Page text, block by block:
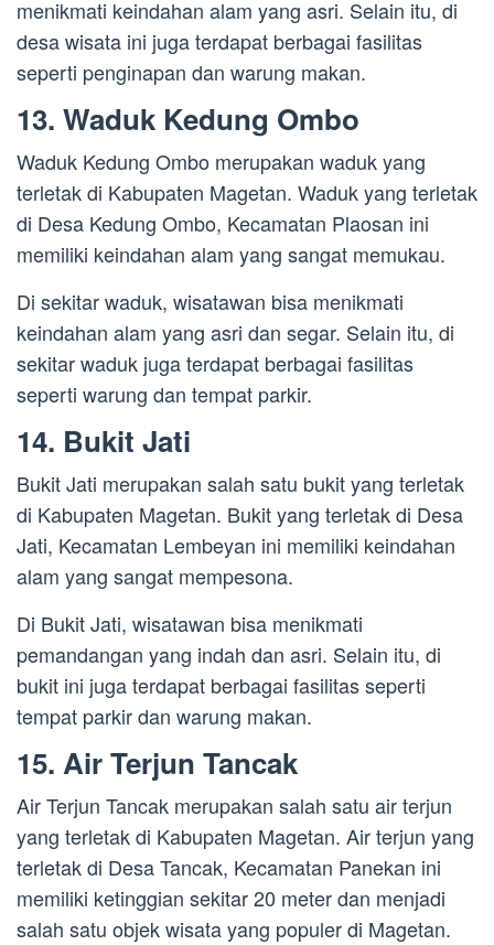
menikmati keindahan alam yang asri. Selain itu, di
desa wisata ini juga terdapat berbagai fasilitas
seperti penginapan dan warung makan.
13. Waduk Kedung Ombo
Waduk Kedung Ombo merupakan waduk yang
terletak di Kabupaten Magetan. Waduk yang terletak
di Desa Kedung Ombo, Kecamatan Plaosan ini
memiliki keindahan alam yang sangat memukau.
Di sekitar waduk, wisatawan bisa menikmati
keindahan alam yang asri dan segar. Selain itu, di
sekitar waduk juga terdapat berbagai fasilitas
seperti warung dan tempat parkir.
14. Bukit Jati
Bukit Jati merupakan salah satu bukit yang terletak
di Kabupaten Magetan. Bukit yang terletak di Desa
Jati, Kecamatan Lembeyan ini memiliki keindahan
alam yang sangat mempesona.
Di Bukit Jati, wisatawan bisa menikmati
pemandangan yang indah dan asri. Selain itu, di
bukit ini juga terdapat berbagai fasilitas seperti
tempat parkir dan warung makan.
15. Air Terjun Tancak
Air Terjun Tancak merupakan salah satu air terjun
yang terletak di Kabupaten Magetan. Air terjun yang
terletak di Desa Tancak, Kecamatan Panekan ini
memiliki ketinggian sekitar 20 meter dan menjadi
salah satu objek wisata yang populer di Magetan.